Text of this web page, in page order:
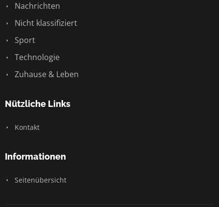
Nachrichten
Nicht klassifiziert
Sport
Technologie
Zuhause & Leben
Nützliche Links
Kontakt
Informationen
Seitenübersicht